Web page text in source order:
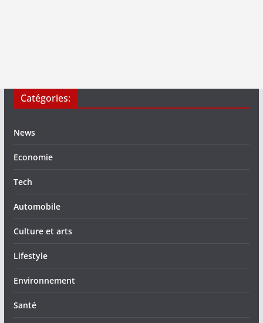
Catégories:
News
Economie
Tech
Automobile
Culture et arts
Lifestyle
Environnement
Santé